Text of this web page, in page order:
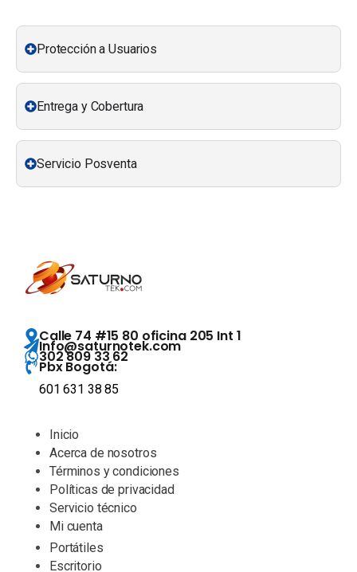
Protección a Usuarios
Entrega y Cobertura
Servicio Posventa
Calle 74 #15 80 oficina 205 Int 1
Info@saturnotek.com
302 809 33 62
Pbx Bogotá:
601 631 38 85
Inicio
Acerca de nosotros
Términos y condiciones
Políticas de privacidad
Servicio técnico
Mi cuenta
Portátiles
Escritorio